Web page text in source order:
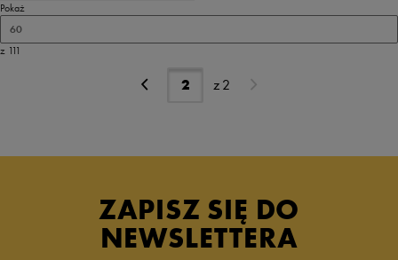
Pokaż
60
z 111
z2
ZAPISZ SIĘ DO
NEWSLETTERA